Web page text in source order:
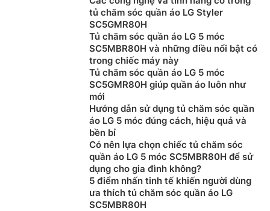
tủ chăm sóc quần áo LG Styler
SC5GMR80H
Tủ chăm sóc quần áo LG 5 móc
SC5MBR80H và những điều nổi bật có
trong chiếc máy này
Tủ chăm sóc quần áo LG 5 móc
SC5GMR80H giúp quần áo luôn như
mới
Hướng dẫn sử dụng tủ chăm sóc quần
áo LG 5 móc đúng cách, hiệu quả và
bền bỉ
Có nên lựa chọn chiếc tủ chăm sóc
quần áo LG 5 móc SC5MBR80H để sử
dụng cho gia đình không?
5 điểm nhấn tinh tế khiến người dùng
ưa thích tủ chăm sóc quần áo LG
SC5MBR80H